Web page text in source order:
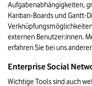
Aufgabenabhängigkeiten,
Kanban-Boards und Gantt-
externen Benutzer:innen.
erfahren Sie bei uns
Enterprise Social
Wichtige Tools sind auch